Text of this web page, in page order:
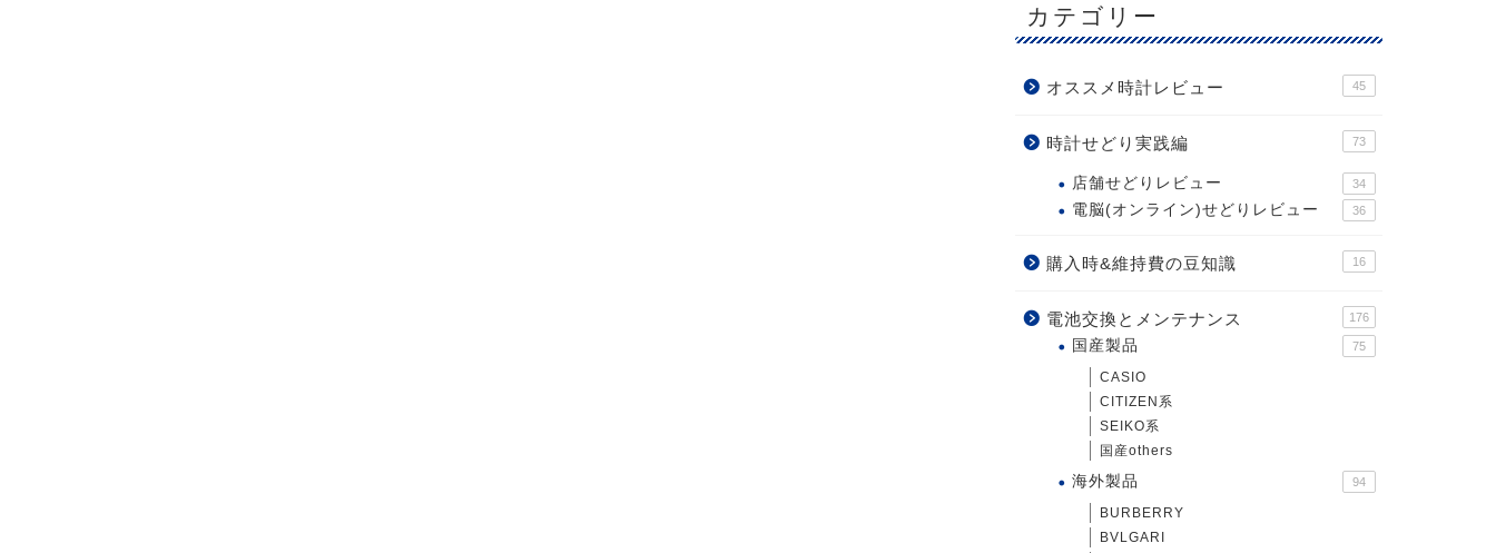
カテゴリー
オススメ時計レビュー 45
時計せどり実践編 73
店舗せどりレビュー 34
電脳(オンライン)せどりレビュー 36
購入時&維持費の豆知識 16
電池交換とメンテナンス 176
国産製品 75
CASIO
CITIZEN系
SEIKO系
国産others
海外製品 94
BURBERRY
BVLGARI